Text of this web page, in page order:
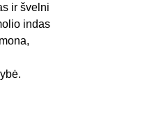
ir švelni
indas